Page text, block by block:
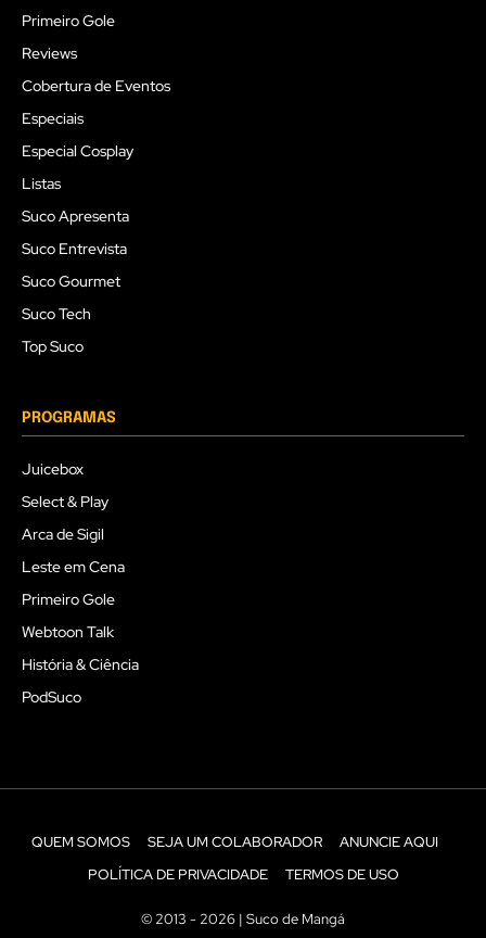
Primeiro Gole
Reviews
Cobertura de Eventos
Especiais
Especial Cosplay
Listas
Suco Apresenta
Suco Entrevista
Suco Gourmet
Suco Tech
Top Suco
PROGRAMAS
Juicebox
Select & Play
Arca de Sigil
Leste em Cena
Primeiro Gole
Webtoon Talk
História & Ciência
PodSuco
QUEM SOMOS SEJA UM COLABORADOR
ANUNCIE AQUI
POLÍTICA DE PRIVACIDADE
TERMOS DE USO
© 2013 - 2026 | Suco de Mangá